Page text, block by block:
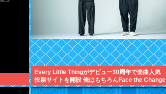
Every Little Thingがデビュー30周年で楽曲人気
投票サイトを開設 俺はもちろんFace the Change
に入れてきたぞ